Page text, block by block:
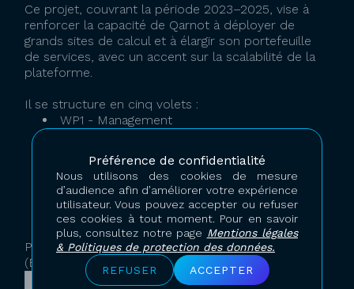
Préférence de confidentialité
Nous utilisons des cookies de mesure
d’audience afin d’améliorer votre expérience
utilisateur. Vous pouvez accepter ou refuser
ces cookies à tout moment. Pour en savoir
plus, consultez notre page Mentions légales
& Politiques de protection des données.
REFUSER
ACCEPTER
Ce projet, couvrant la période 2023–2025, vise à
renforcer la capacité de Qarnot à déployer de
grands sites de calcul et à élargir son portefeuille
de services, avec un accent sur la scalabilité de la
plateforme.
Il se structure en cinq volets :
WP1 - Management
WP3 - HW and edge data center
development
WP4 - Orchestrator, software grid
management development
WP5 - SW Developping Qarnot's services
portfolio
Projet co-financé par la Commission Européenne
(EIC Accelerator, n°190117429).